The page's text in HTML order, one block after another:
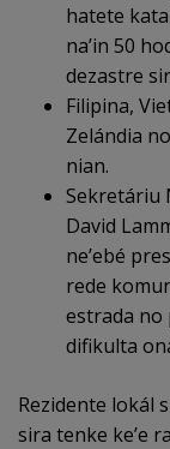
hatete
na’in 50
dezastre
Filipina,
Zelándia
nian.
Sekretáriu
David
ne’ebé
rede
estrada no
difikulta
Rezidente lokál
sira tenke ke’e